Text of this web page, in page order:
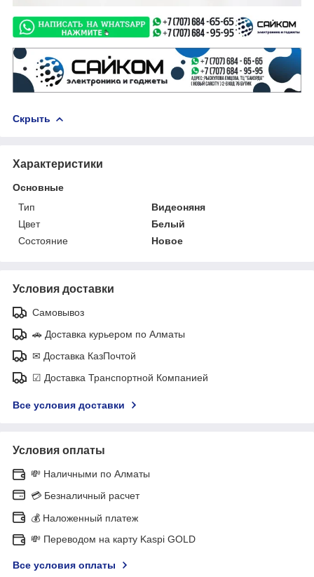
Скрыть
Характеристики
Основные
Тип
Видеоняня
Цвет
Белый
Состояние
Новое
Условия доставки
Самовывоз
🚗 Доставка курьером по Алматы
✉ Доставка КазПочтой
☑ Доставка Транспортной Компанией
Все условия доставки
Условия оплаты
💸 Наличными по Алматы
💳 Безналичный расчет
💰 Наложенный платеж
💸 Переводом на карту Kaspi GOLD
Все условия оплаты